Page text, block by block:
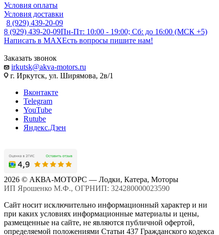
Условия оплаты
Условия доставки
8 (929) 439-20-09
8 (929) 439-20-09Пн-Пт: 10:00 - 19:00; Сб: до 16:00 (МСК +5)
Написать в MAXЕсть вопросы пишите нам!
Заказать звонок
irkutsk@akva-motors.ru
г. Иркутск, ул. Ширямова, 2в/1
Вконтакте
Telegram
YouTube
Rutube
Яндекс.Дзен
2026 © АКВА-МОТОРС — Лодки, Катера, Моторы
ИП Ярошенко М.Ф., ОГРНИП: 324280000023590
Сайт носит исключительно информационный характер и ни
при каких условиях информационные материалы и цены,
размещенные на сайте, не являются публичной офертой,
определяемой положениями Статьи 437 Гражданского кодекса